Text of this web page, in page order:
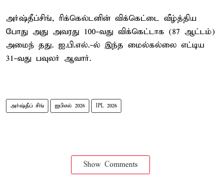
அர்ஷ்தீப்சிங், ரிக்கெல்டனின் விக்கெட்டை வீழ்த்திய
போது அது அவரது 100-வது விக்கெட்டாக (87 ஆட்டம்)
அமைந் தது. ஐ.பி.எல்.-ல் இந்த மைல்கல்லை எட்டிய
31-வது பவுலர் ஆவார்.
அர்ஷ்தீப் சிங் ஐபிஎல் 2026 IPL 2026
Show Comments